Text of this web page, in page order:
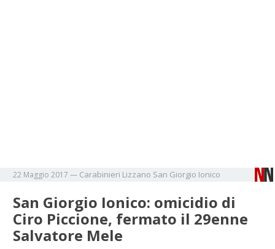
22 Maggio 2017 — Carabinieri Lizzano San Giorgio Ionico
San Giorgio Ionico: omicidio di
Ciro Piccione, fermato il 29enne
Salvatore Mele